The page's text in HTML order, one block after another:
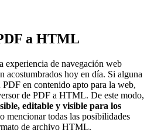
a HTML
de navegación web
acostumbrados hoy en día. Si alguna
PDF en contenido apto para la web,
de PDF a HTML. De este modo,
editable y visible para los
mencionar todas las posibilidades
de archivo HTML.